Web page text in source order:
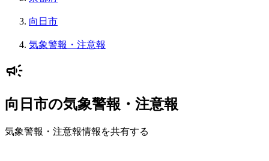
向日市
気象警報・注意報
向日市の気象警報・注意報
気象警報・注意報情報を共有する